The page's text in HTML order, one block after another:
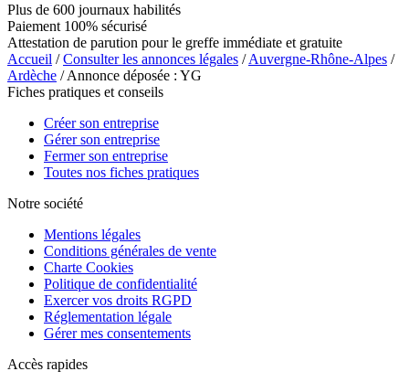
Plus de 600 journaux habilités
Paiement 100% sécurisé
Attestation de parution pour le greffe immédiate et gratuite
Accueil /Consulter les annonces légales /Auvergne-Rhône-Alpes /
Ardèche / Annonce déposée : YG
Fiches pratiques et conseils
Créer son entreprise
Gérer son entreprise
Fermer son entreprise
Toutes nos fiches pratiques
Notre société
Mentions légales
Conditions générales de vente
Charte Cookies
Politique de confidentialité
Exercer vos droits RGPD
Réglementation légale
Gérer mes consentements
Accès rapides